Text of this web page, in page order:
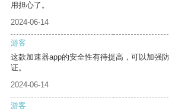
用担心了。
2024-06-14
游客
这款加速器app的安全性有待提高，可以加强
证。
2024-06-14
游客